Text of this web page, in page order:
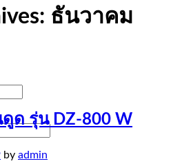
ธันวาคม
ด รุ่น DZ-800 W
by admin